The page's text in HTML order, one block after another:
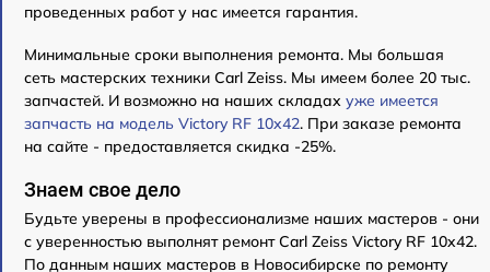
проведенных работ у нас имеется гарантия.
Минимальные сроки выполнения ремонта. Мы большая
сеть мастерских техники Carl Zeiss. Мы имеем более 20 тыс.
запчастей. И возможно на наших складах уже имеется
запчасть на модель Victory RF 10x42. При заказе ремонта
на сайте - предоставляется скидка -25%.
Знаем свое дело
Будьте уверены в профессионализме наших мастеров - они
с уверенностью выполнят ремонт Carl Zeiss Victory RF 10x42.
По данным наших мастеров в Новосибирске по ремонту